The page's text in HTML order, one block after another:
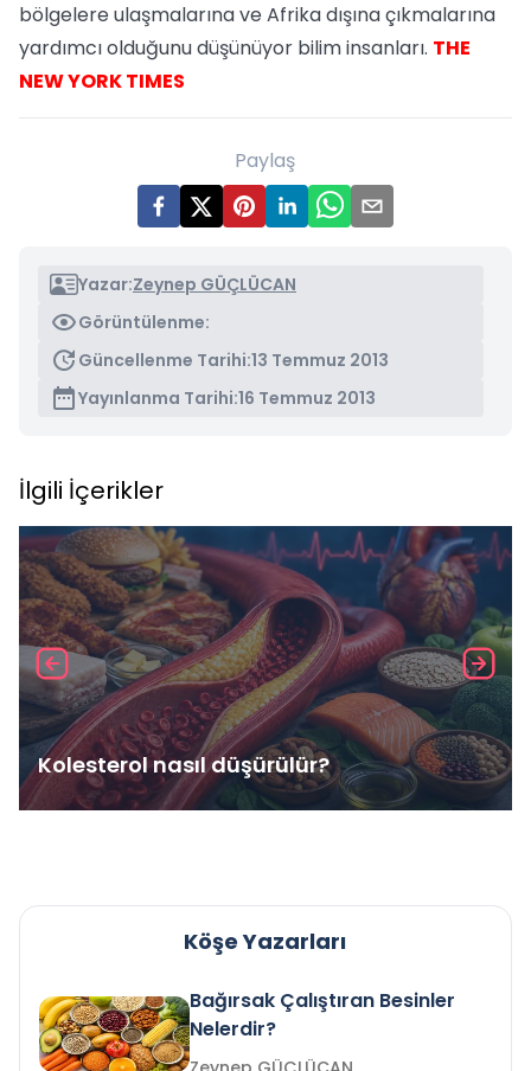
bölgelere ulaşmalarına ve Afrika dışına çıkmalarına
yardımcı olduğunu düşünüyor bilim insanları. THE
NEW YORK TIMES
Paylaş
Yazar:Zeynep GÜÇLÜCAN
Görüntülenme:
Güncellenme Tarihi:13 Temmuz 2013
Yayınlanma Tarihi:16 Temmuz 2013
İlgili İçerikler
Kolesterol nasıl düşürülür?
Köşe Yazarları
Bağırsak Çalıştıran Besinler
Nelerdir?